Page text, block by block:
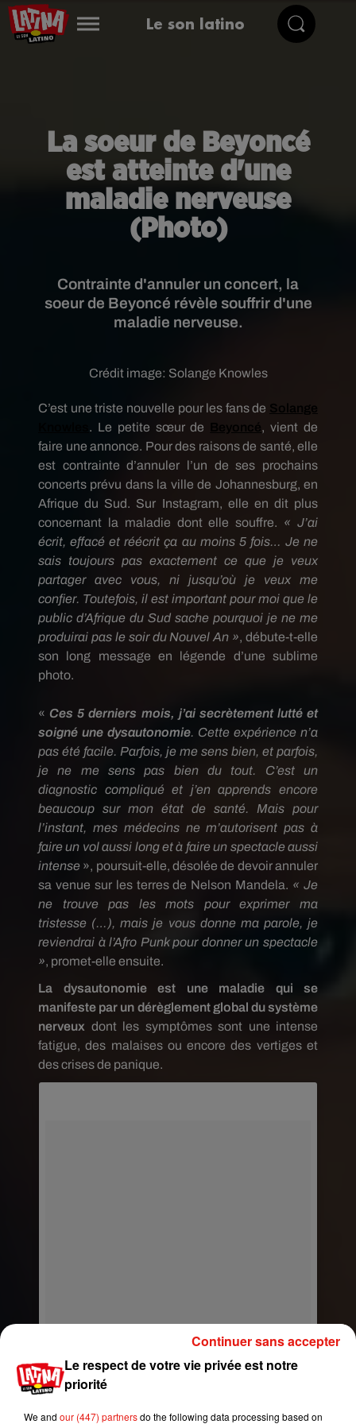
Le son latino
La soeur de Beyoncé
est atteinte d'une
maladie nerveuse
(Photo)
Contrainte d'annuler un concert, la
soeur de Beyoncé révèle souffrir d'une
maladie nerveuse.
Crédit image: Solange Knowles
C’est une triste nouvelle pour les fans de Solange
. Le petite sœur de Beyoncé, vient de
faire une annonce. Pour des raisons de santé, elle
est contrainte d’annuler l’un de ses prochains
concerts prévu dans la ville de Johannesburg, en
Afrique du Sud. Sur Instagram, elle en dit plus
concernant la maladie dont elle souffre. « J’ai
écrit, effacé et réécrit ça au moins 5 fois… Je ne
sais toujours pas exactement ce que je veux
partager avec vous, ni jusqu’où je veux me
confier. Toutefois, il est important pour moi que le
public d’Afrique du Sud sache pourquoi je ne me
produirai pas le soir du Nouvel An », débute-t-elle
son long message en légende d’une sublime
photo.
« Ces 5 derniers mois, j’ai secrètement lutté et
soigné une dysautonomie. Cette expérience n’a
pas été facile. Parfois, je me sens bien, et parfois,
je ne me sens pas bien du tout. C’est un
diagnostic compliqué et j’en apprends encore
beaucoup sur mon état de santé. Mais pour
l’instant, mes médecins ne m’autorisent pas à
faire un vol aussi long et à faire un spectacle aussi
intense », poursuit-elle, désolée de devoir annuler
sa venue sur les terres de Nelson Mandela. « Je
ne trouve pas les mots pour exprimer ma
tristesse (…), mais je vous donne ma parole, je
reviendrai à l’Afro Punk pour donner un spectacle
», promet-elle ensuite.
La dysautonomieest une maladie qui se
manifeste par un dérèglement global du système
nerveux dont les symptômes sont une intense
fatigue, des malaises ou encore des vertiges et
des crises de panique.
Le respect de votre vie privée est notre
priorité
We and our (447) partnersdo the following data processing based on
Continuer sans accepter